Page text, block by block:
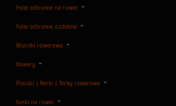
Folie ochronne na rower
Folie ochronne ozdobne
Błotniki rowerowe
Rowery
Plecaki | Nerki | Torby rowerowe
Kaski na rower